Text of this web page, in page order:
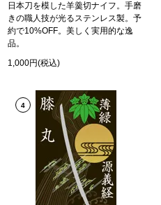
日本刀を模した羊羹切ナイフ。手磨
きの職人技が光るステンレス製。予
約で10%OFF。美しく実用的な逸
品。
1,000円(税込)
4